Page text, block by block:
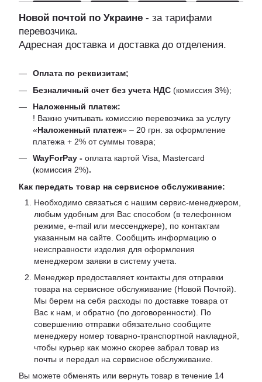
Новой почтой по Украине - за тарифами
перевозчика.
Адресная доставка и доставка до отделения.
Оплата по реквизитам;
Безналичный счет без учета НДС (комиссия 3%);
Наложенный платеж:
! Важно учитывать комиссию перевозчика за услугу
«Наложенный платеж» – 20 грн. за оформление
платежа + 2% от суммы товара;
WayForPay - оплата картой Visa, Mastercard
(комиссия 2%).
Как передать товар на сервисное обслуживание:
Необходимо связаться с нашим сервис-менеджером,
любым удобным для Вас способом (в телефонном
режиме, e-mail или мессенджере), по контактам
указанным на сайте. Сообщить информацию о
неисправности изделия для оформления
менеджером заявки в систему учета.
Менеджер предоставляет контакты для отправки
товара на сервисное обслуживание (Новой Почтой).
Мы берем на себя расходы по доставке товара от
Вас к нам, и обратно (по договоренности). По
совершению отправки обязательно сообщите
менеджеру номер товарно-транспортной накладной,
чтобы курьер как можно скорее забрал товар из
почты и передал на сервисное обслуживание.
Вы можете обменять или вернуть товар в течение 14